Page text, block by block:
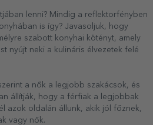
lenni? Mindig a reflektorfényben
is így? Javasoljuk, hogy
szabott konyhai kötényt, amely
nyújt neki a kulináris élvezetek felé
a nők a legjobb szakácsok, és
állítják, hogy a férfiak a legjobbak
azok oldalán állunk, akik jól főznek,
vagy nők.